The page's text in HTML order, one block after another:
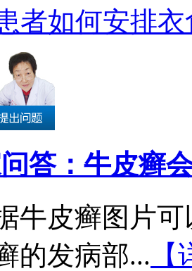
者如何安排
答：牛皮癣
牛皮癣图片
的发病部...